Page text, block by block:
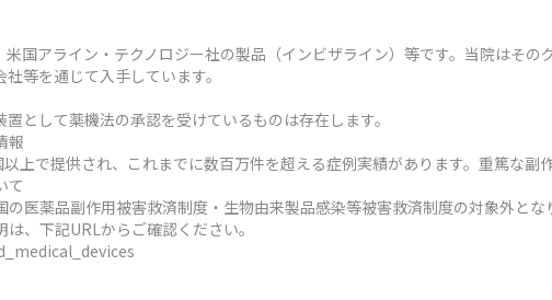
国アライン・テクノロジー社の製品（インビザライン）等です。当院はその
等を通じて入手しています。
として薬機法の承認を受けているものは存在します。
報
上で提供され、これまでに数百万件を超える症例実績があります。重篤な副
て
医薬品副作用被害救済制度・生物由来製品感染等被害救済制度の対象外とな
、下記URLからご確認ください。